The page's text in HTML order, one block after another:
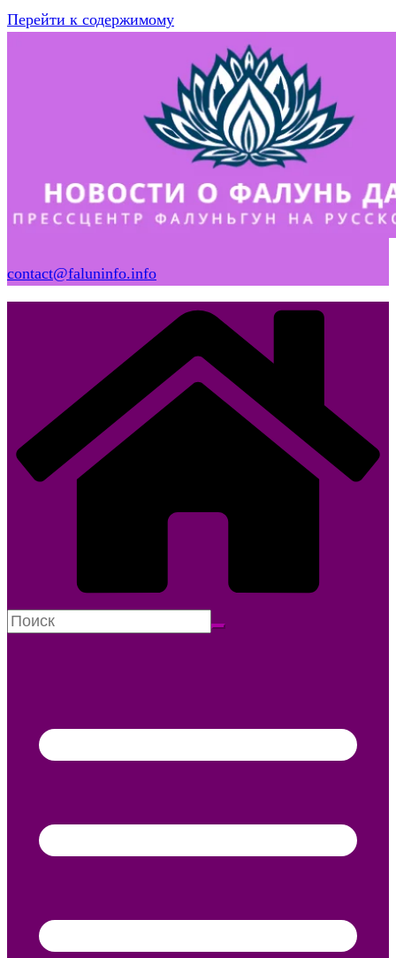
Перейти к содержимому
contact@faluninfo.info